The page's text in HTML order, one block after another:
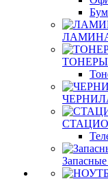
ТОНЕРЫ
Запасные